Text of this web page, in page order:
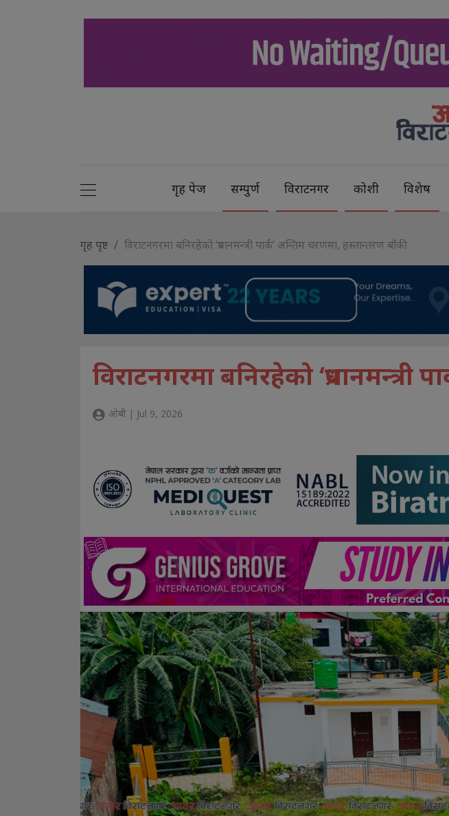
गृह पेज सम्पुर्ण विराटनगर कोशी विशेष
गृह पृष्ट विराटनगरमा बनिरहेको ‘प्रधानमन्त्री पार्क’ अन्तिम चरणमा, हस्तान्तरण बाँकी
विराटनगरमा बनिरहेको ‘प्रधानमन्त्री
ओबी | Jul 9, 2026